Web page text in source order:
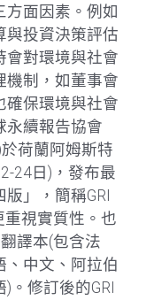
方面因素。例如
與投資決策評估
會對環境與社會
機制，如董事會
確保環境與社會
永續報告協會
於荷蘭阿姆斯特
24日)，發布最
」，簡稱GRI
重視實質性。也
譯本(包含法
、中文、阿拉伯
。修訂後的GRI